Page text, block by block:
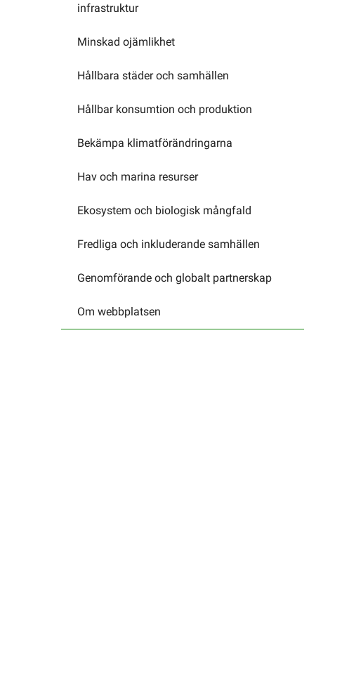
infrastruktur
Minskad ojämlikhet
Hållbara städer och samhällen
Hållbar konsumtion och produktion
Bekämpa klimatförändringarna
Hav och marina resurser
Ekosystem och biologisk mångfald
Fredliga och inkluderande samhällen
Genomförande och globalt partnerskap
Om webbplatsen